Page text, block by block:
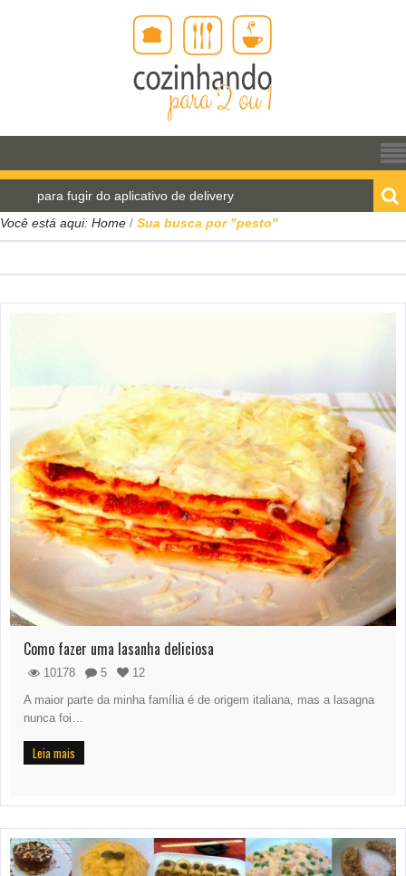
fugir do aplicativo de delivery
Pão de água
Você está aqui: Home / Sua busca por "pesto"
Como fazer uma lasanha deliciosa
10178 5
12
A maior parte da minha família é de origem italiana, mas a lasagna
nunca foi…
Leia mais